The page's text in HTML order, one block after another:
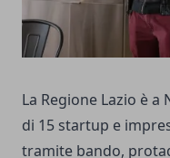
La Regione Lazio è
di 15 startup e
tramite bando,